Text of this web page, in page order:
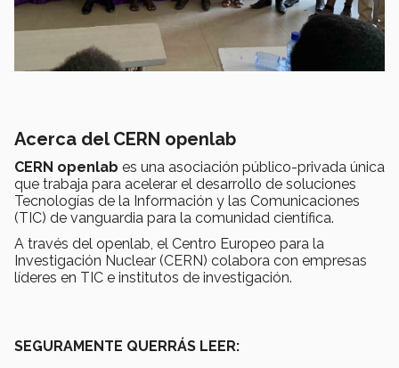
Acerca del CERN openlab
CERN openlab es una asociación público-privada única
que trabaja para acelerar el desarrollo de soluciones
Tecnologías de la Información y las Comunicaciones
(TIC) de vanguardia para la comunidad científica.
A través del openlab, el Centro Europeo para la
Investigación Nuclear (CERN) colabora con empresas
líderes en TIC e institutos de investigación.
SEGURAMENTE QUERRÁS LEER: